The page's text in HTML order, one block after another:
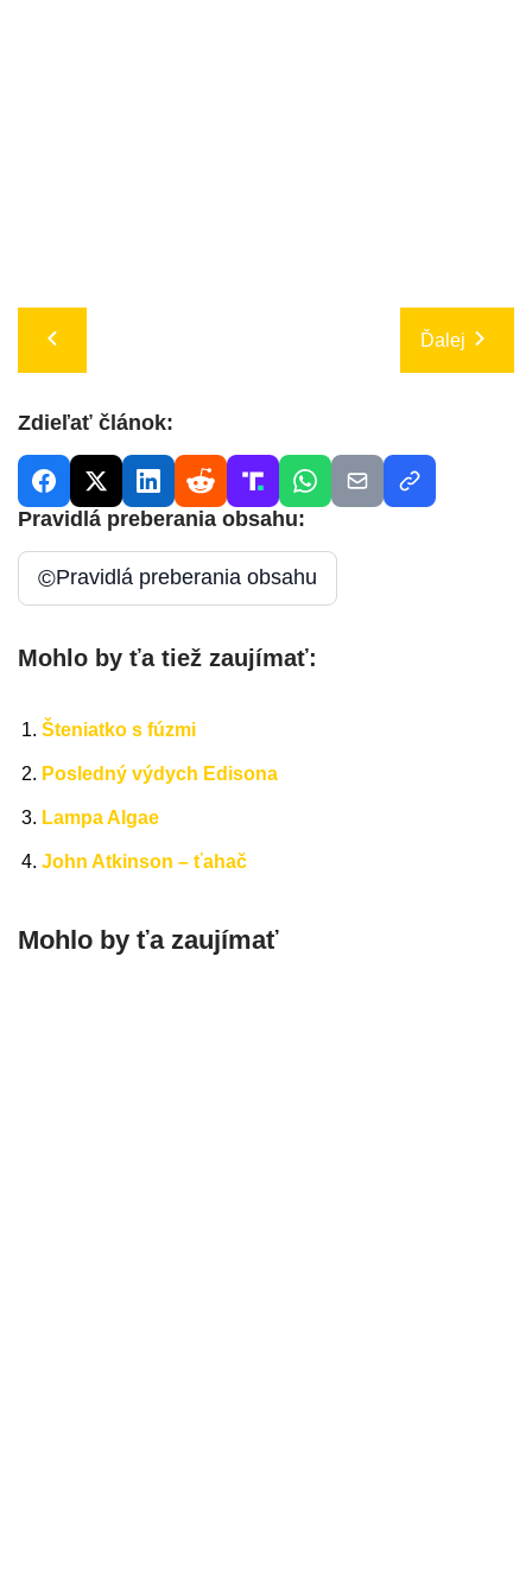
Ďalej
Zdieľať článok:
Pravidlá preberania obsahu:
©Pravidlá preberania obsahu
Mohlo by ťa tiež zaujímať:
Šteniatko s fúzmi
Posledný výdych Edisona
Lampa Algae
John Atkinson – ťahač
Mohlo by ťa zaujímať